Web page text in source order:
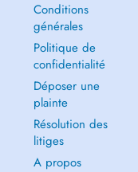
Conditions
générales
Politique de
confidentialité
Déposer une
plainte
Résolution des
litiges
A propos